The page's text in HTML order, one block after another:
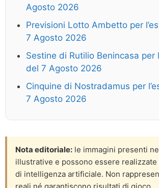
Agosto 2026
Previsioni Lotto Ambetto per
7 Agosto 2026
Sestine di Rutilio Benincasa per
del 7 Agosto 2026
Cinquine di Nostradamus per
7 Agosto 2026
Nota editoriale: le immagini presenti
illustrative e possono essere
di intelligenza artificiale. Non
reali né garantiscono risultati di gioco.